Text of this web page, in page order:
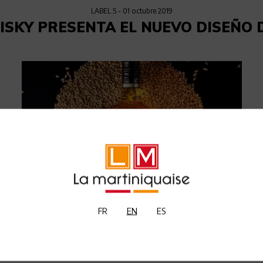
LABEL 5- 01 octubre 2019
PRESENTA EL NUEVO DISEÑO
FR EN ES